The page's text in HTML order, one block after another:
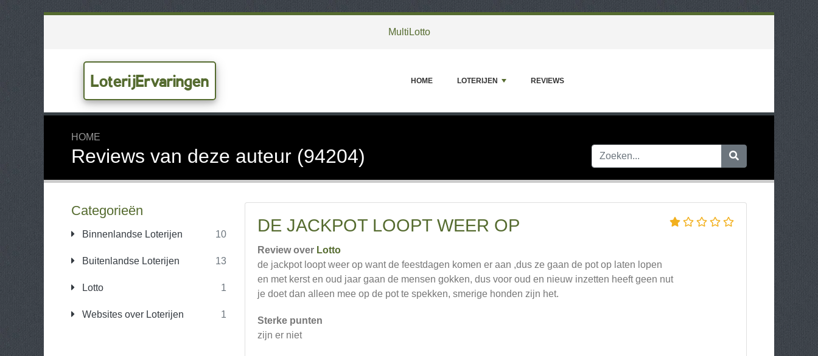
MultiLotto
LoterijErvaringen HOME LOTERIJEN REVIEWS
HOME
Reviews van deze auteur (94204)
Categorieën
Binnenlandse Loterijen 10
Buitenlandse Loterijen 13
Lotto 1
Websites over Loterijen 1
DE JACKPOT LOOPT WEER OP
Review over Lotto
de jackpot loopt weer op want de feestdagen komen er aan ,dus ze gaan de pot op laten lopen
en met kerst en oud jaar gaan de mensen gokken, dus voor oud en nieuw inzetten heeft geen nut
je doet dan alleen mee op de pot te spekken, smerige honden zijn het.
Sterke punten
zijn er niet